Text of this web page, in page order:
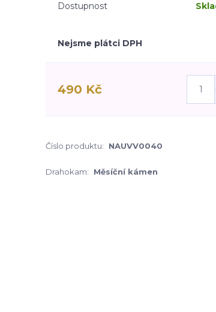
Dostupnost
Nejsme plátci DPH
490 Kč
Číslo produktu: NAUVV0040
Drahokam:
Měsíční kámen